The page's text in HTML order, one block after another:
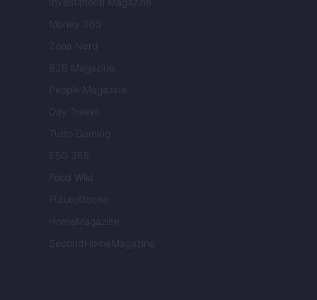
Money 365
Zona Nerd
B2B Magazine
People Magazine
Day Travel
Tutto Gaming
ESG 365
Food Wiki
FuturoDonna
HomeMagazine
SecondHomeMagazine